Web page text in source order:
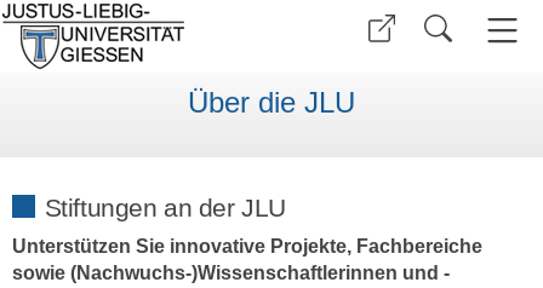
Über die JLU
Stiftungen an der JLU
Unterstützen Sie innovative Projekte, Fachbereiche
sowie (Nachwuchs-)Wissenschaftlerinnen und -